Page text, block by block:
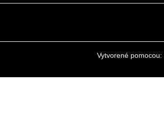
Vytvorené pomocou: